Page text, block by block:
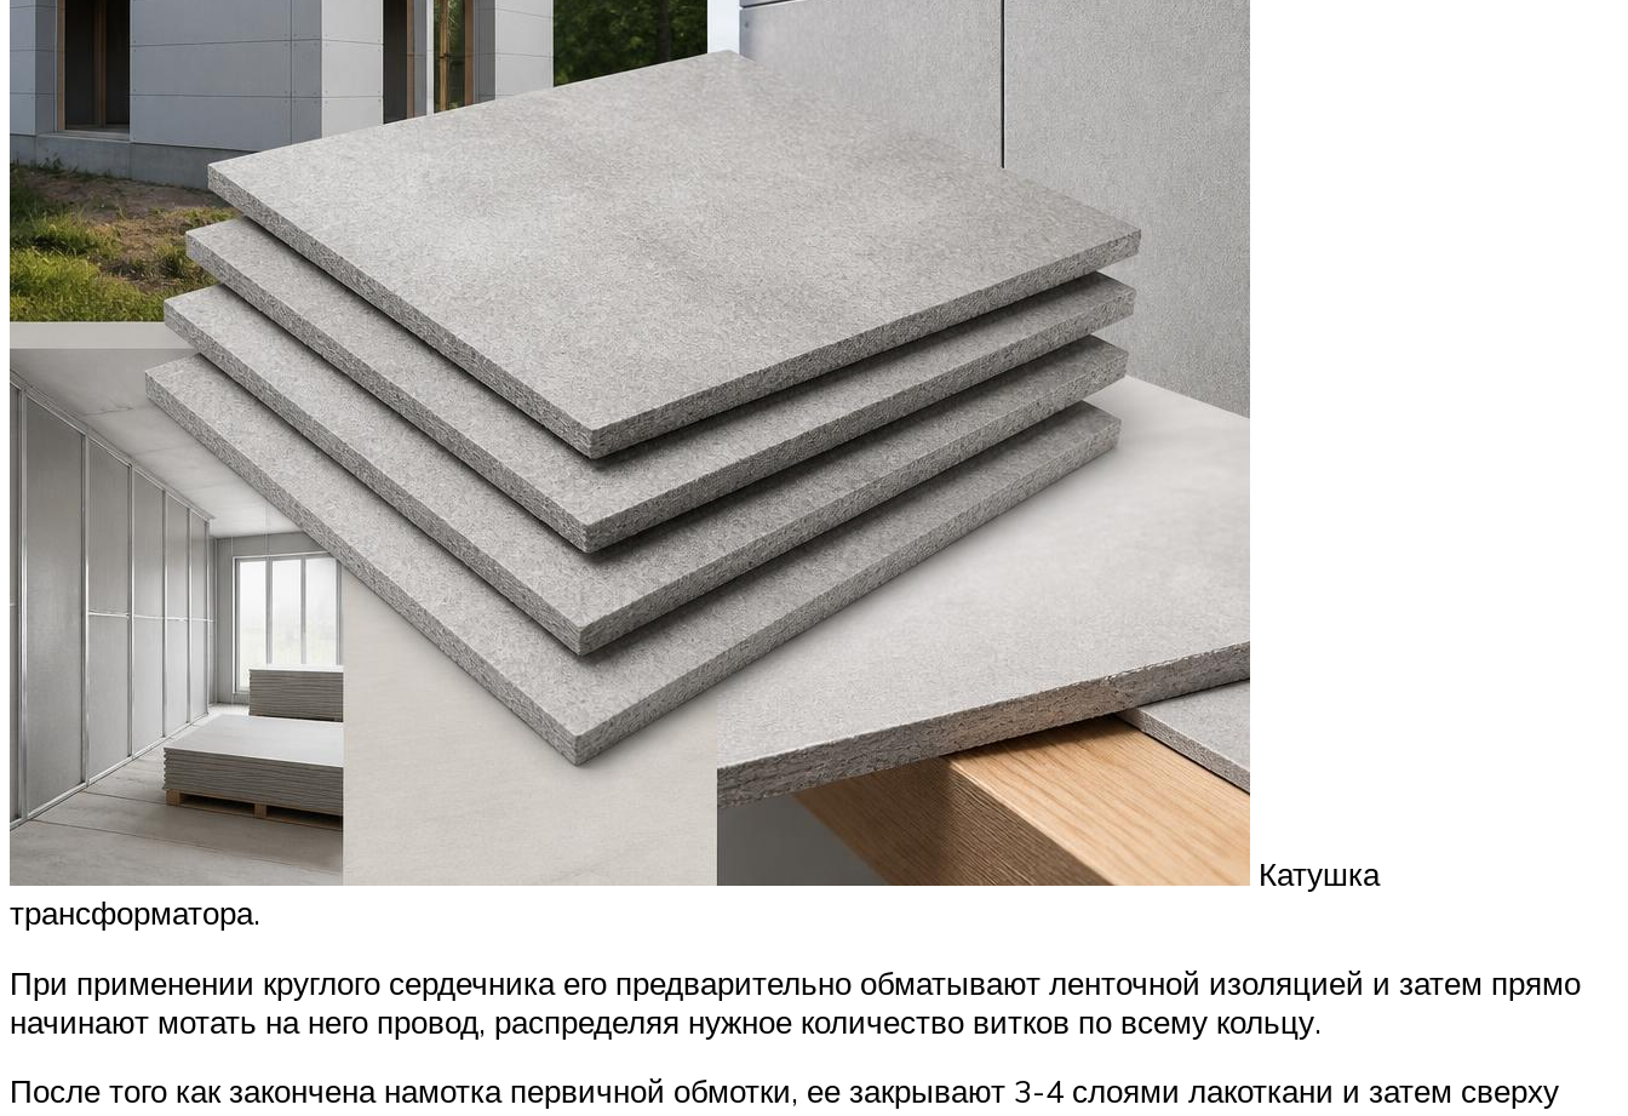
Катушка
трансформатора.
При применении круглого сердечника его предварительно обматывают ленточной изоляцией и затем прямо
начинают мотать на него провод, распределяя нужное количество витков по всему кольцу.
После того как закончена намотка первичной обмотки, ее закрывают 3-4 слоями лакоткани и затем сверху